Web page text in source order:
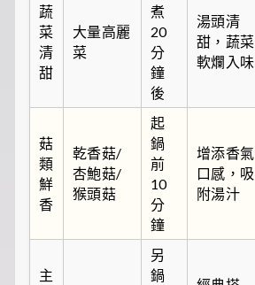
蔬
菜
清
甜
大量高麗
菜
煮
20
分
鐘
後
湯頭清
甜，蔬菜
軟爛入味
菇
類
鮮
香
乾香菇/
杏鮑菇/
猴頭菇
起
鍋
前
10
分
鐘
增添香氣
口感，吸
附湯汁
主
另
鍋